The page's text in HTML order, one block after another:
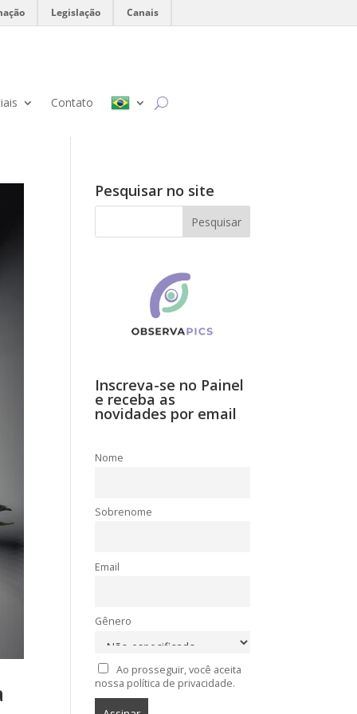
Legislação Canais
Contato
Pesquisar no site
Inscreva-se no Painel
e receba as
novidades por email
Nome
Sobrenome
Email
Gênero
Ao prosseguir, você aceita
nossa política de privacidade.